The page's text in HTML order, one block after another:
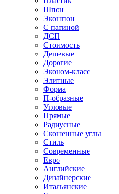
Шпон
Экошпон
С патиной
ДСП
Стоимость
Дешевые
Дорогие
Эконом-класс
Элитные
Форма
П-образные
Угловые
Прямые
Радиусные
Скошенные углы
Стиль
Современные
Евро
Английские
Дизайнерские
Итальянские